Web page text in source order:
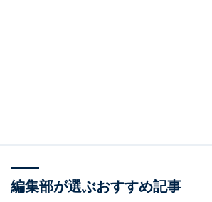
編集部が選ぶおすすめ記事